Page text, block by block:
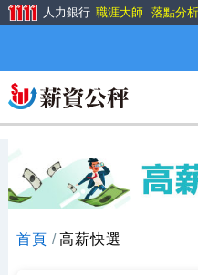
人力銀行 職涯大師 落點分析
首頁 高薪快選